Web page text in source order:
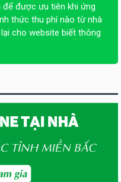
để được ưu tiên khi ứng
thức thu phí nào từ nhà
cho website biết thông